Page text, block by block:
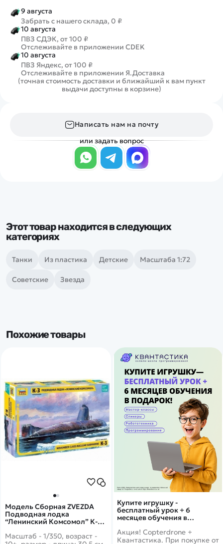
9 августа
Забрать с нашего склада, 0 ₽
10 августа
ПВЗ СДЭК, от 100 ₽
Отслеживайте в приложении CDEK
10 августа
ПВЗ Яндекс, от 100 ₽
Отслеживайте в приложении Я.Доставка
(точная стоимость доставки и ближайший к вам пункт
выдачи доступны в корзине)
Написать нам на почту
или задать вопрос
Этот товар находится в следующих
категориях
Танки Из пластика Детские Масштаба 1:72
Советские Звезда
Похожие товары
Купите игрушку -
бесплатный урок + 6
месяцев обучения в
Акция! Copterdrone +
Квантастика. При покупке от
Модель Сборная ZVEZDA
Подводная лодка
“Ленинский Комсомол” К-3,
Масштаб - 1/350, возраст -